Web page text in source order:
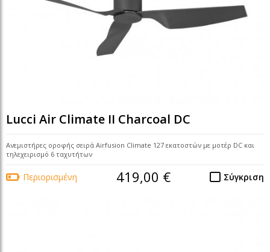
Lucci Air Climate II Charcoal DC
Ανεμιστήρες οροφής σειρά Airfusion Climate 127 εκατοστών με μοτέρ DC και
τηλεχειρισμό 6 ταχυτήτων
Περιορισμένη Σύγκριση
419,00 €